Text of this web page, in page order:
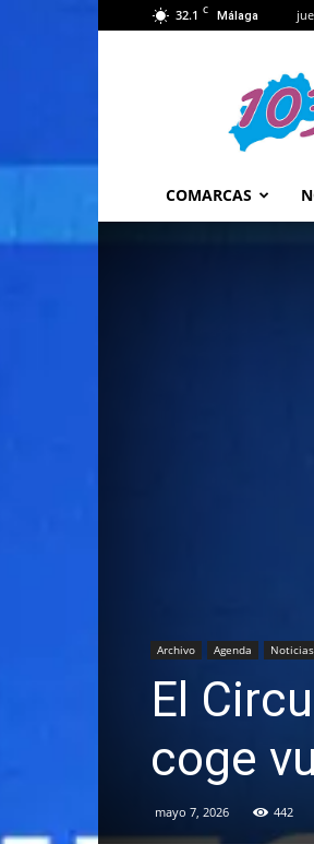
32.1 C Málaga
COMARCAS
Archivo Agenda Noticias
El
coge
mayo 7, 2026 442